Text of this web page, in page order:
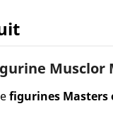
figurines Masters